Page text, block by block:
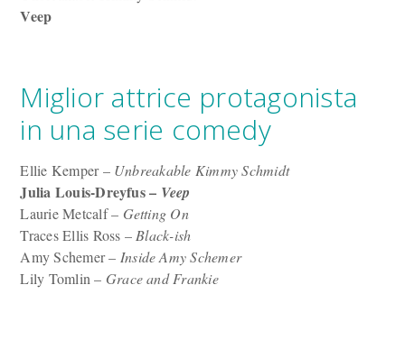
Veep
Miglior attrice protagonista
in una serie comedy
Ellie Kemper – Unbreakable Kimmy Schmidt
Julia Louis-Dreyfus – Veep
Laurie Metcalf – Getting On
Traces Ellis Ross – Black-ish
Amy Schemer – Inside Amy Schemer
Lily Tomlin – Grace and Frankie